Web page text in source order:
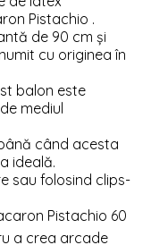
Pistachio .
de 90 cm și
cu originea în
balon este
mediul
când acesta
ideală.
sau folosind clips-
Pistachio 60
a crea arcade